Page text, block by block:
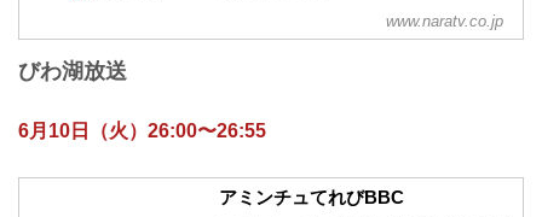
www.naratv.co.jp
びわ湖放送
6月10日（火）26:00〜26:55
アミンチュてれびBBC